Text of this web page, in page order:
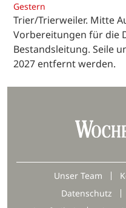
Gestern
Trier/Trierweiler. Mitte
Vorbereitungen für die
Bestandsleitung. Seile
2027 entfernt werden.
Unser Team
Datenschutz